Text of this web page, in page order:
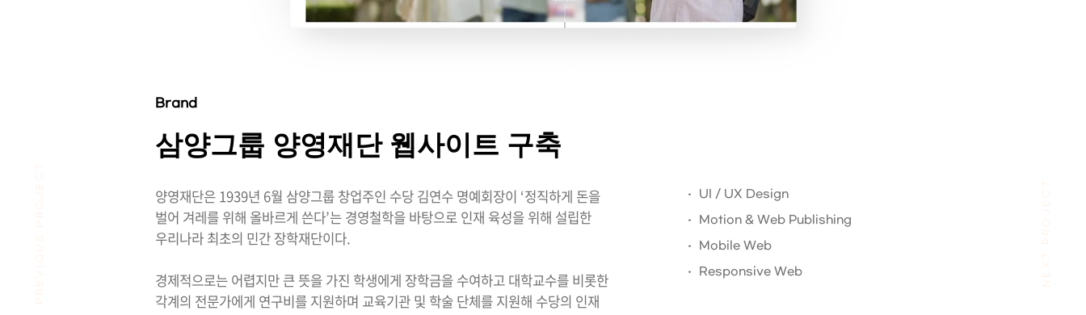
PREVIOUS PROJECT NEXT PROJECT
Brand
삼양그룹 양영재단 웹사이트 구축
양영재단은 1939년 6월 삼양그룹 창업주인 수당 김연수 명예회장이 ‘정직하게 돈을
벌어 겨레를 위해 올바르게 쓴다’는 경영철학을 바탕으로 인재 육성을 위해 설립한
우리나라 최초의 민간 장학재단이다.
경제적으로는 어렵지만 큰 뜻을 가진 학생에게 장학금을 수여하고 대학교수를 비롯한
각계의 전문가에게 연구비를 지원하며 교육기관 및 학술 단체를 지원해 수당의 인재
UI / UX Design
Motion & Web Publishing
Mobile Web
Responsive Web